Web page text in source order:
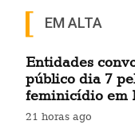
EM ALTA
Entidades
público dia 7
feminicídio em
21 horas ago